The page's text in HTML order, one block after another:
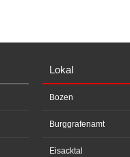
Lokal
Bozen
Burggrafenamt
Eisacktal